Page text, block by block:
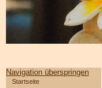
Navigation überspringen
Startseite